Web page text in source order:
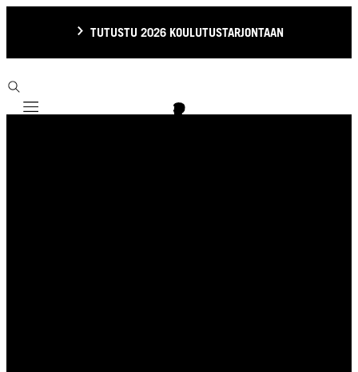
TUTUSTU 2026 KOULUTUSTARJONTAAN
Mobile navigation